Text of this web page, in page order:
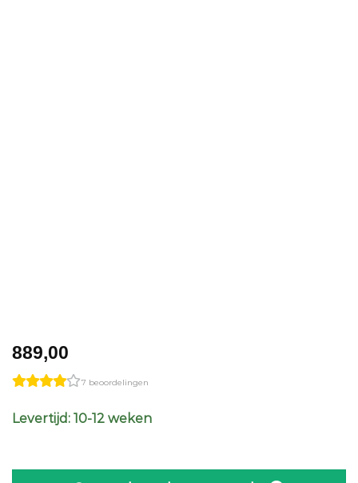
889,00
7 beoordelingen
Levertijd: 10-12 weken